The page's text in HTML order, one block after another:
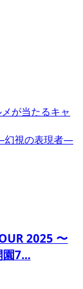
が当たるキャ
幻視の表現者―
2025 〜
7...